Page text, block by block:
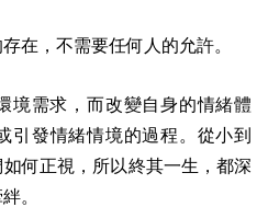
在，不需要任何人的允許。
境需求，而改變自身的情緒體
引發情緒情境的過程。從小到
何正視，所以終其一生，都深
。